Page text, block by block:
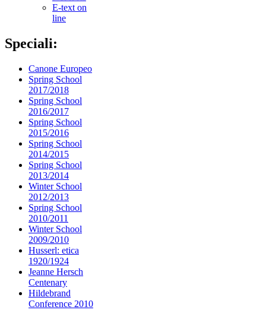
E-text on
line
Speciali:
Canone Europeo
Spring School
2017/2018
Spring School
2016/2017
Spring School
2015/2016
Spring School
2014/2015
Spring School
2013/2014
Winter School
2012/2013
Spring School
2010/2011
Winter School
2009/2010
Husserl: etica
1920/1924
Jeanne Hersch
Centenary
Hildebrand
Conference 2010